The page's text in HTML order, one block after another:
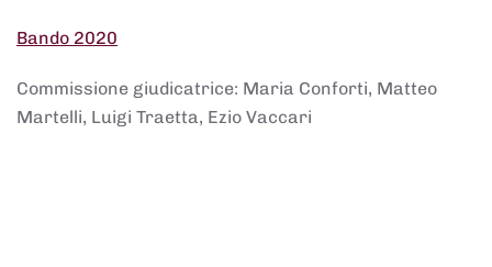
Bando 2020
Commissione giudicatrice: Maria Conforti, Matteo
Martelli, Luigi Traetta, Ezio Vaccari